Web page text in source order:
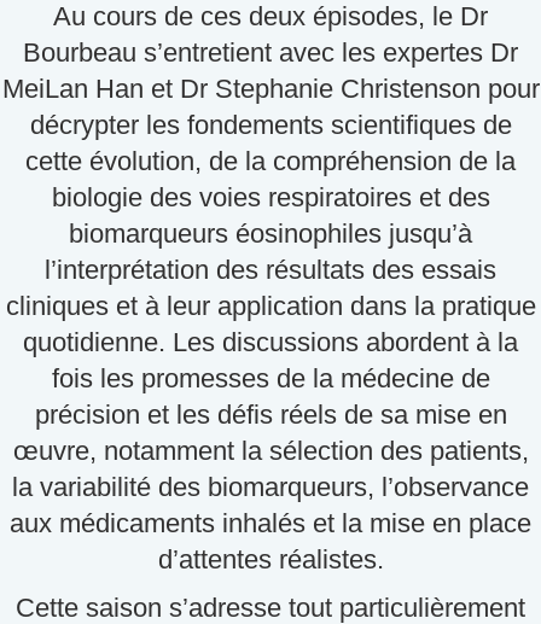
Au cours de ces deux épisodes, le Dr
Bourbeau s’entretient avec les expertes Dr
MeiLan Han et Dr Stephanie Christenson pour
décrypter les fondements scientifiques de
cette évolution, de la compréhension de la
biologie des voies respiratoires et des
biomarqueurs éosinophiles jusqu’à
l’interprétation des résultats des essais
cliniques et à leur application dans la pratique
quotidienne. Les discussions abordent à la
fois les promesses de la médecine de
précision et les défis réels de sa mise en
œuvre, notamment la sélection des patients,
la variabilité des biomarqueurs, l’observance
aux médicaments inhalés et la mise en place
d’attentes réalistes.
Cette saison s’adresse tout particulièrement